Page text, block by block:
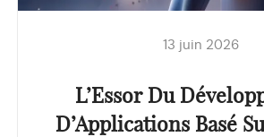
13 juin 2026
L’Essor Du
D’Applications Basé